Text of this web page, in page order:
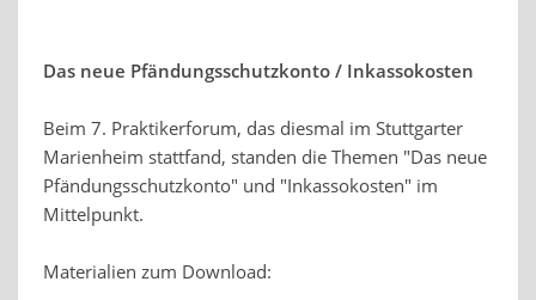
Das neue Pfändungsschutzkonto / Inkassokosten
Beim 7. Praktikerforum, das diesmal im Stuttgarter
Marienheim stattfand, standen die Themen "Das neue
Pfändungsschutzkonto" und "Inkassokosten" im
Mittelpunkt.
Materialien zum Download: